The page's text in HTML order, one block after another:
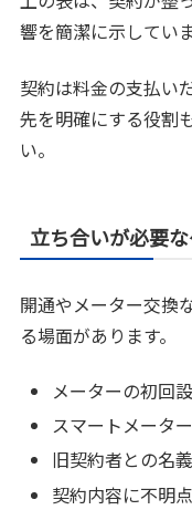
響を簡潔に示していま
契約は料金の支払い
先を明確にする役割
い。
立ち合いが必要
開通やメーター交換
る場面があります。
メーターの初回
スマートメータ
旧契約者との名
契約内容に不明